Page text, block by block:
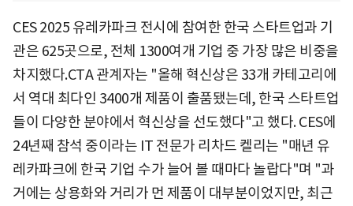
CES 2025 유레카파크 전시에 참여한 한국 스타트업과 기
관은 625곳으로, 전체 1300여개 기업 중 가장 많은 비중을
차지했다.CTA 관계자는 "올해 혁신상은 33개 카테고리에
서 역대 최다인 3400개 제품이 출품됐는데, 한국 스타트업
들이 다양한 분야에서 혁신상을 선도했다"고 했다. CES에
24년째 참석 중이라는 IT 전문가 리차드 켈리는 "매년 유
레카파크에 한국 기업 수가 늘어 볼 때마다 놀랍다"며 "과
거에는 상용화와 거리가 먼 제품이 대부분이었지만, 최근